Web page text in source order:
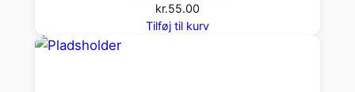
kr.55.00
Tilføj til kurv